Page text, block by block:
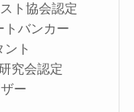
ト協会認定
トバンカー
ント
究会認定
ー